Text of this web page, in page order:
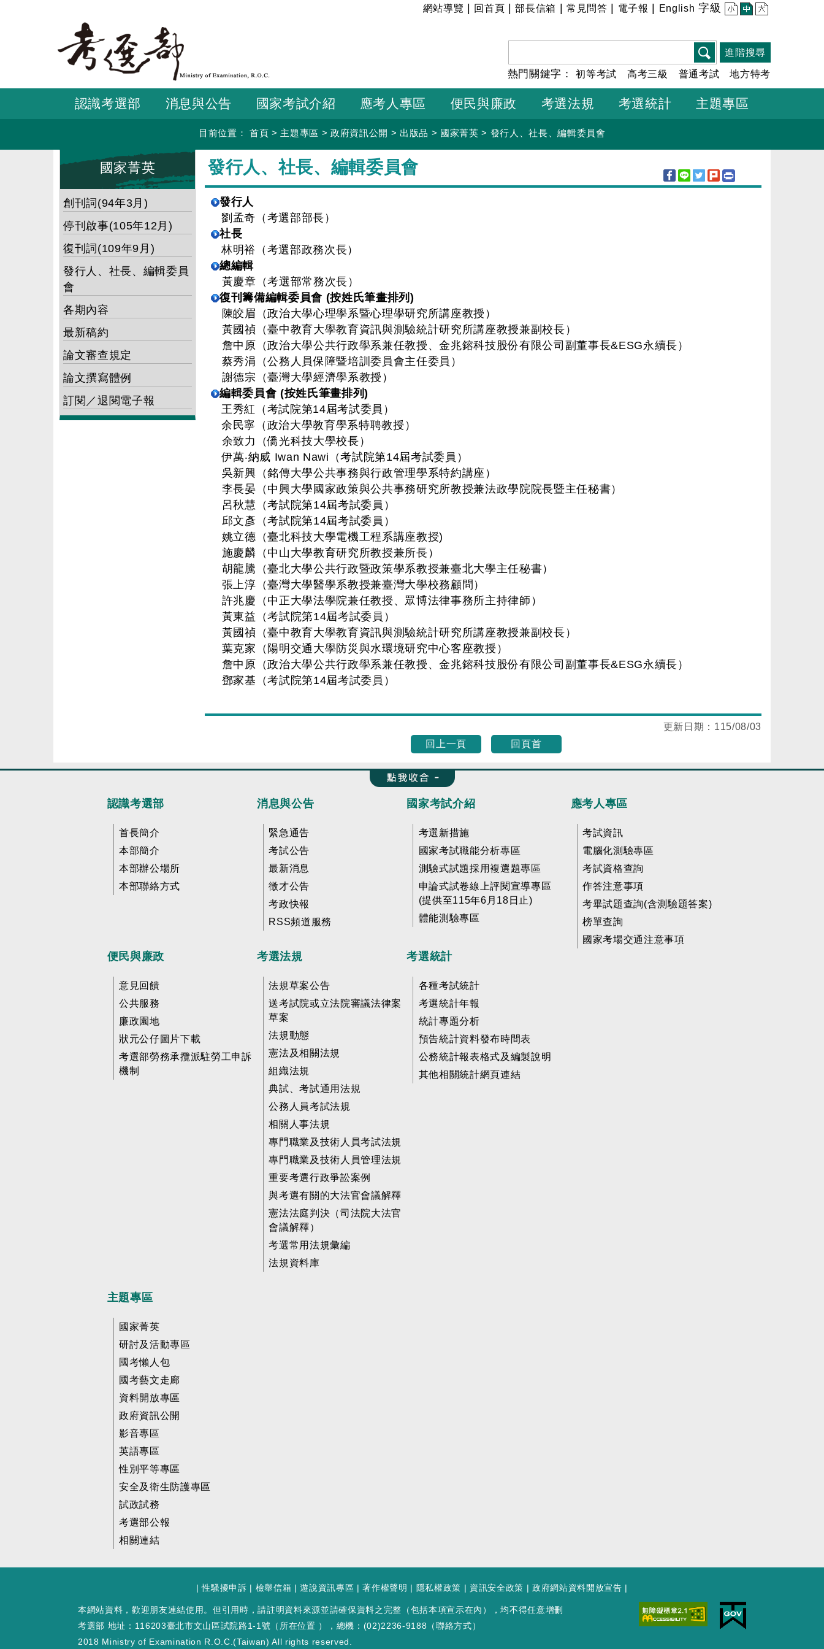
要
容
:::
網站導覽 回首頁 |部長信箱 常見問答 電子報 English 字級 小 中 大
進階搜尋
熱門關鍵字：初等考試 高考三級 普通考試 地方特考
認識考選部 消息與公告 國家考試介紹 應考人專區 便民與廉政 考選法規 考選統計 主題專區
目前位置： 首頁 > 主題專區 >政府資訊公開 > 出版品 > 國家菁英 > 發行人、社長、編輯委員會
國家菁英
創刊詞(94年3月)
停刊啟事(105年12月)
復刊詞(109年9月)
發行人、社長、編輯委員
會
各期內容
最新稿約
論文審查規定
論文撰寫體例
訂閱／退閱電子報
:::
發行人、社長、編輯委員會
發行人
劉孟奇（考選部部長）
社長
林明裕（考選部政務次長）
總編輯
黃慶章（考選部常務次長）
復刊籌備編輯委員會 (按姓氏筆畫排列)
陳皎眉（政治大學心理學系暨心理學研究所講座教授）
黃國禎（臺中教育大學教育資訊與測驗統計研究所講座教授兼副校長）
詹中原（政治大學公共行政學系兼任教授、金兆鎔科技股份有限公司副董事長&ESG永續長）
蔡秀涓（公務人員保障暨培訓委員會主任委員）
謝德宗（臺灣大學經濟學系教授）
編輯委員會 (按姓氏筆畫排列)
王秀紅（考試院第14屆考試委員）
余民寧（政治大學教育學系特聘教授）
余致力（僑光科技大學校長）
伊萬‧納威 Iwan Nawi（考試院第14屆考試委員）
吳新興（銘傳大學公共事務與行政管理學系特約講座）
李長晏（中興大學國家政策與公共事務研究所教授兼法政學院院長暨主任秘書）
呂秋慧（考試院第14屆考試委員）
邱文彥（考試院第14屆考試委員）
姚立德（臺北科技大學電機工程系講座教授)
施慶麟（中山大學教育研究所教授兼所長）
胡龍騰（臺北大學公共行政暨政策學系教授兼臺北大學主任秘書）
張上淳（臺灣大學醫學系教授兼臺灣大學校務顧問）
許兆慶（中正大學法學院兼任教授、眾博法律事務所主持律師）
黃東益（考試院第14屆考試委員）
黃國禎（臺中教育大學教育資訊與測驗統計研究所講座教授兼副校長）
葉克家（陽明交通大學防災與水環境研究中心客座教授）
詹中原（政治大學公共行政學系兼任教授、金兆鎔科技股份有限公司副董事長&ESG永續長）
鄧家基（考試院第14屆考試委員）
更新日期： 115/08/03
回上一頁
回頁首
收合 FatFooter
認識考選部
首長簡介
本部簡介
本部辦公場所
本部聯絡方式
消息與公告
緊急通告
考試公告
最新消息
徵才公告
考政快報
RSS頻道服務
國家考試介紹
考選新措施
國家考試職能分析專區
測驗式試題採用複選題專區
申論式試卷線上評閱宣導專區
(提供至115年6月18日止)
體能測驗專區
應考人專區
考試資訊
電腦化測驗專區
考試資格查詢
作答注意事項
考畢試題查詢(含測驗題答案)
榜單查詢
國家考場交通注意事項
便民與廉政
意見回饋
公共服務
廉政園地
狀元公仔圖片下載
考選部勞務承攬派駐勞工申訴
機制
考選法規
法規草案公告
送考試院或立法院審議法律案
草案
法規動態
憲法及相關法規
組織法規
典試、考試通用法規
公務人員考試法規
相關人事法規
專門職業及技術人員考試法規
專門職業及技術人員管理法規
重要考選行政爭訟案例
與考選有關的大法官會議解釋
憲法法庭判決（司法院大法官
會議解釋）
考選常用法規彙編
法規資料庫
考選統計
各種考試統計
考選統計年報
統計專題分析
預告統計資料發布時間表
公務統計報表格式及編製說明
其他相關統計網頁連結
主題專區
國家菁英
研討及活動專區
國考懶人包
國考藝文走廊
資料開放專區
政府資訊公開
影音專區
英語專區
性別平等專區
安全及衛生防護專區
試政試務
考選部公報
相關連結
|性騷擾申訴 | 檢舉信箱 |遊說資訊專區 |著作權聲明 | 隱私權政策 | 資訊安全政策 |政府網站資料開放宣告 |
本網站資料，歡迎朋友連結使用。但引用時，請註明資料來源並請確保資料之完整（包括本項宣示在內），均不得任意增刪
考選部 地址：116203臺北市文山區試院路1-1號（ 所在位置 ），總機：(02)2236-9188（聯絡方式）
2018 Ministry of Examination R.O.C.(Taiwan) All rights reserved.